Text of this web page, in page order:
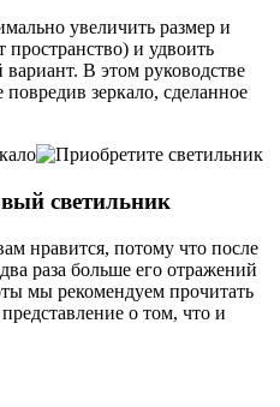
увеличить размер и
пространство) и удвоить
В этом руководстве
повредив зеркало, сделанное
светильник
нравится, потому что после
раза больше его отражений
мы рекомендуем прочитать
о том, что и